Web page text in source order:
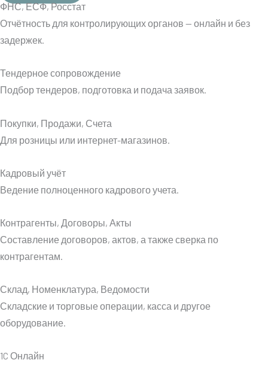
ФНС, ЕСФ, Росстат
Отчётность для контролирующих органов — онлайн и без
задержек.
Тендерное сопровождение
Подбор тендеров, подготовка и подача заявок.
Покупки, Продажи, Счета​
Для розницы или интернет-магазинов.
Кадровый учёт​
Ведение полноценного кадрового учета.
Контрагенты, Договоры, Акты​
Составление договоров, актов, а также сверка по
контрагентам.
Склад, Номенклатура, Ведомости​
Складские и торговые операции, касса и другое
оборудование.
1C Онлайн